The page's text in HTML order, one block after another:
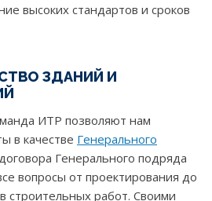
высоких стандартов и сроков
ЗДАНИЙ И
ИТР позволяют нам
в качестве Генерального
Генерального подряда
вопросы от проектирования до
строительных работ. Своими